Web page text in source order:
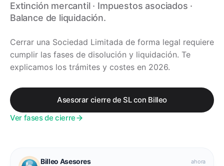
Extinción mercantil · Impuestos asociados ·
Balance de liquidación.
Cerrar una Sociedad Limitada de forma legal requiere
cumplir las fases de disolución y liquidación. Te
explicamos los trámites y costes en 2026.
Asesorar cierre de SL con Billeo
Ver fases de cierre
Billeo Asesores ahora